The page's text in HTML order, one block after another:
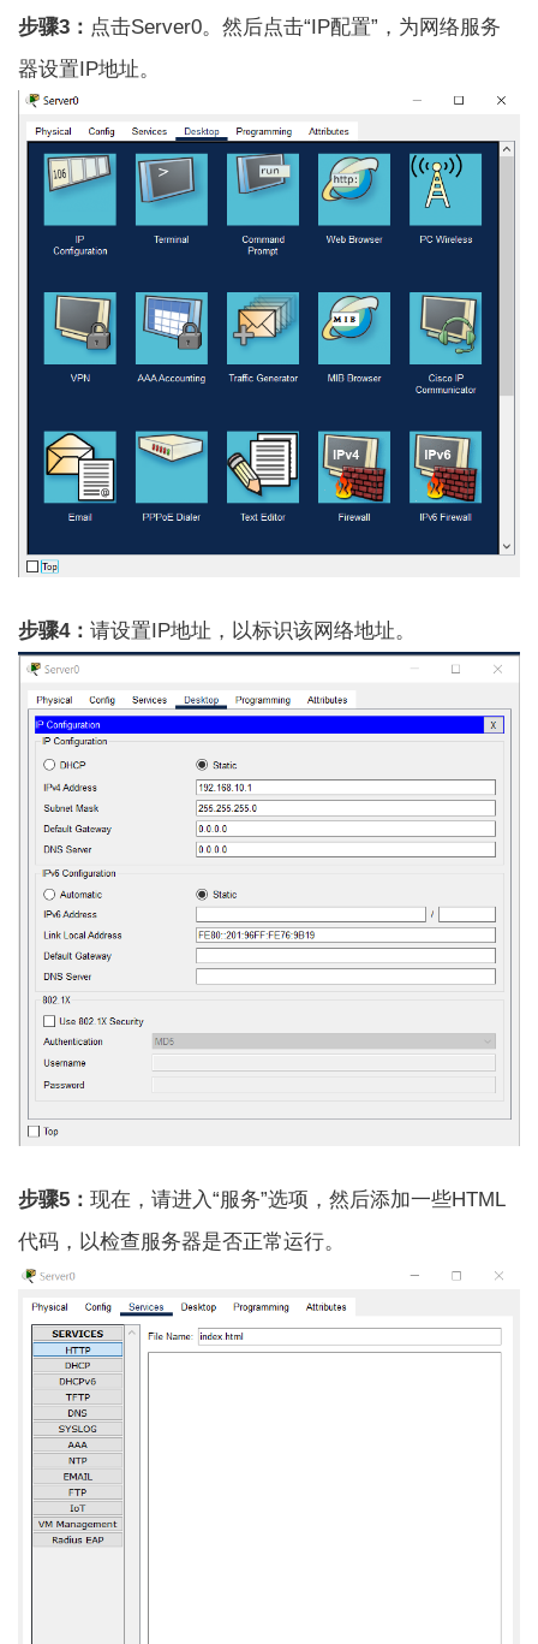
步骤3： 点击Server0。然后点击“IP配置”，为网络服务
器设置IP地址。
步骤4：请设置IP地址，以标识该网络地址。
步骤5：现在，请进入“服务”选项，然后添加一些HTML
代码，以检查服务器是否正常运行。